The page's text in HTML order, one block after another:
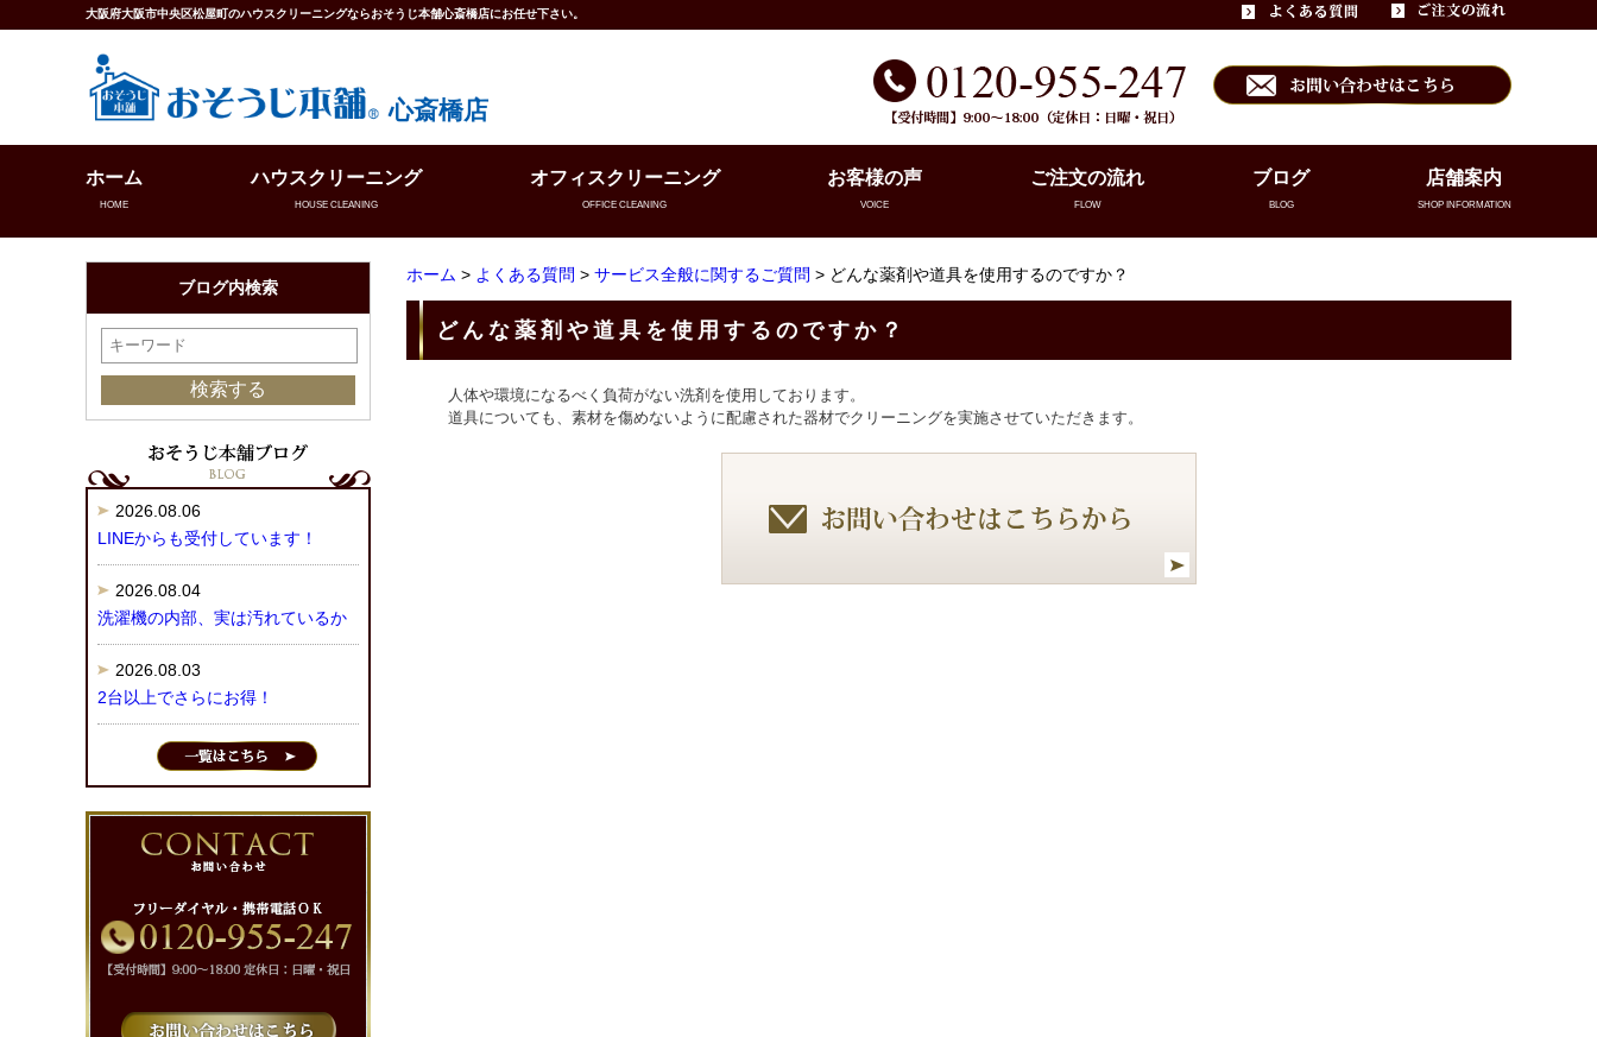
大阪府大阪市中央区松屋町のハウスクリーニングならおそうじ本舗心斎橋店にお任せ下さい。
心斎橋店
ホーム
HOME
ハウスクリーニング
HOUSE CLEANING
オフィスクリーニング
OFFICE CLEANING
お客様の声
VOICE
ご注文の流れ
FLOW
ブログ
BLOG
店舗案内
SHOP INFORMATION
ホーム > よくある質問 > サービス全般に関するご質問 > どんな薬剤や道具を使用するのですか？
どんな薬剤や道具を使用するのですか？
人体や環境になるべく負荷がない洗剤を使用しております。
道具についても、素材を傷めないように配慮された器材でクリーニングを実施させていただきます。
ブログ内検索
2026.08.06
LINEからも受付しています！
2026.08.04
洗濯機の内部、実は汚れているか
2026.08.03
2台以上でさらにお得！